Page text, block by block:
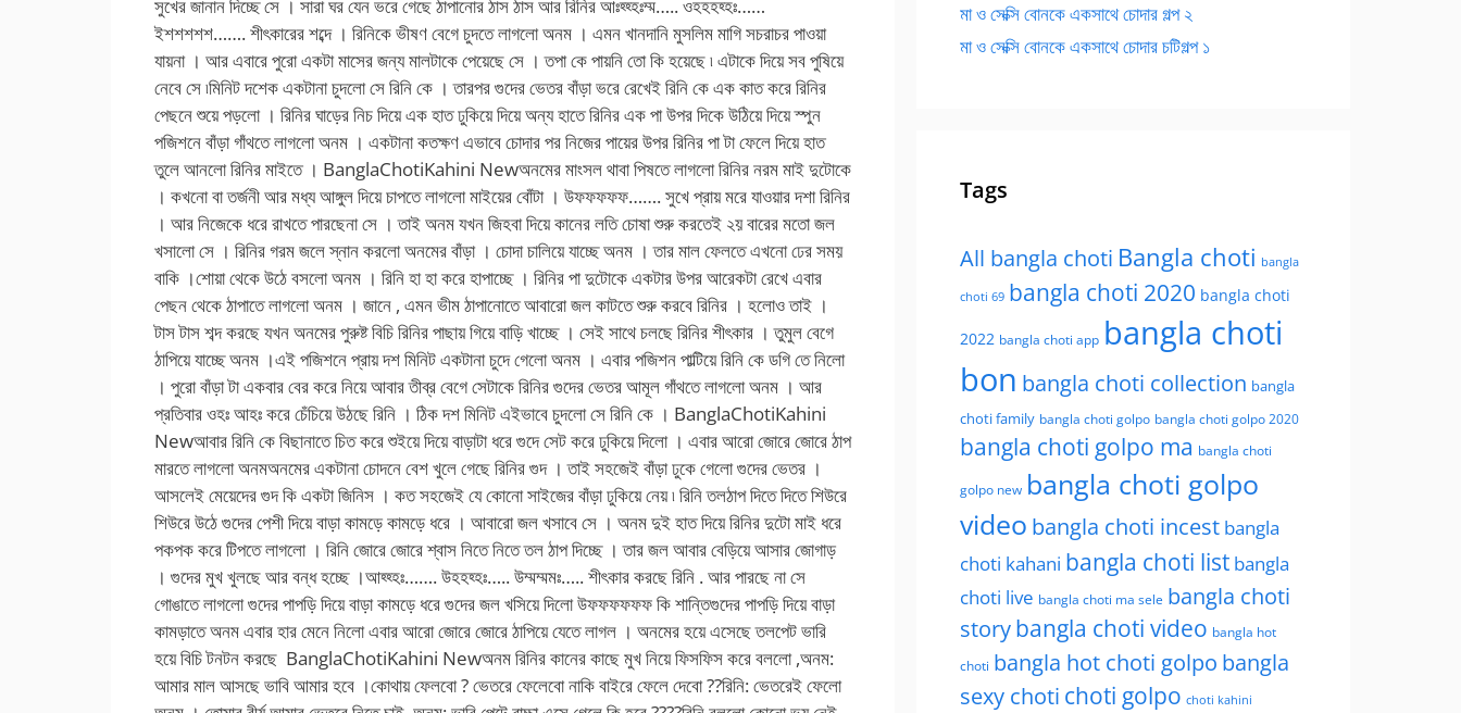
মা ও সেক্সি বোনকে একসাথে চোদার গল্প ২
মা ও সেক্সি বোনকে একসাথে চোদার চটিগল্প ১
Tags
All bangla choti Bangla choti bangla
choti 69 bangla choti 2020 bangla choti
2022 bangla choti app bangla choti
bon bangla choti collection bangla
choti family bangla choti golpo bangla choti golpo 2020
bangla choti golpo ma bangla choti
golpo new bangla choti golpo
video bangla choti incest bangla
choti kahani bangla choti list bangla
choti live bangla choti ma sele bangla choti
storybangla choti video bangla hot
choti bangla hot choti golpo bangla
sexy choti choti golpo choti kahini